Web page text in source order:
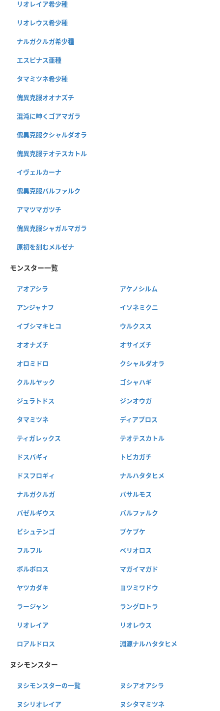
リオレイア希少種
リオレウス希少種
ナルガクルガ希少種
エスピナス亜種
タマミツネ希少種
傀異克服オオナズチ
混沌に呻くゴアマガラ
傀異克服クシャルダオラ
傀異克服テオテスカトル
イヴェルカーナ
傀異克服バルファルク
アマツマガツチ
傀異克服シャガルマガラ
原初を刻むメルゼナ
モンスター一覧
アオアシラ アケノシルム
アンジャナフ イソネミクニ
イブシマキヒコ ウルクスス
オオナズチ オサイズチ
オロミドロ クシャルダオラ
クルルヤック ゴシャハギ
ジュラトドス ジンオウガ
タマミツネ ディアブロス
ティガレックス テオテスカトル
ドスバギィ トビカガチ
ドスフロギィ ナルハタタヒメ
ナルガクルガ バサルモス
バゼルギウス バルファルク
ビシュテンゴ プケプケ
フルフル ベリオロス
ボルボロス マガイマガド
ヤツカダキ ヨツミワドウ
ラージャン ラングロトラ
リオレイア リオレウス
ロアルドロス 淵源ナルハタタヒメ
ヌシモンスター
ヌシモンスターの一覧 ヌシアオアシラ
ヌシリオレイア ヌシタマミツネ